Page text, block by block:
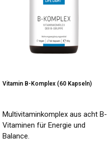
Vitamin B-Komplex (60 Kapseln)
Multivitaminkomplex aus acht B-
Vitaminen für Energie und
Balance.